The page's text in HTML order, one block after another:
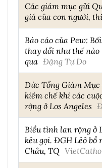
Các giám mục gửi
giá của con người,
Báo cáo của Pew:
thay đổi như thế
qua Đặng Tự Do
Đức Tổng Giám
kiềm chế khi các
rộng ở Los Angeles
Biểu tình lan rộng ở
kêu gọi. ĐGH Lêô bổ
Châu, TQ